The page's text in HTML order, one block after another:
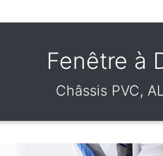
Fenêtre à
Châssis PVC,